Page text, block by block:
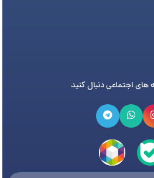
های اجتماعی دنبال کنید